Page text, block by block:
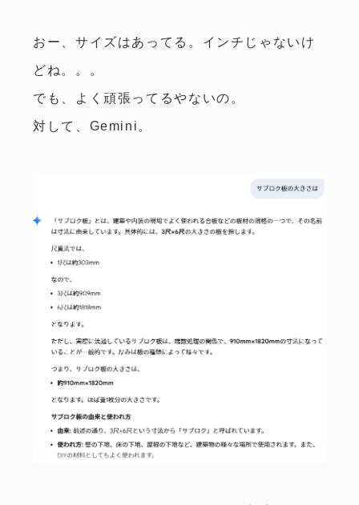
おー、サイズはあってる。インチじゃないけ
どね。。。
でも、よく頑張ってるやないの。
対して、Gemini。